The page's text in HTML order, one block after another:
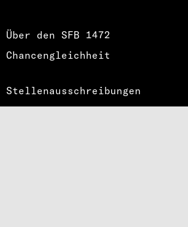
Über den SFB 1472
Chancengleichheit
Stellenausschreibungen
Impressum